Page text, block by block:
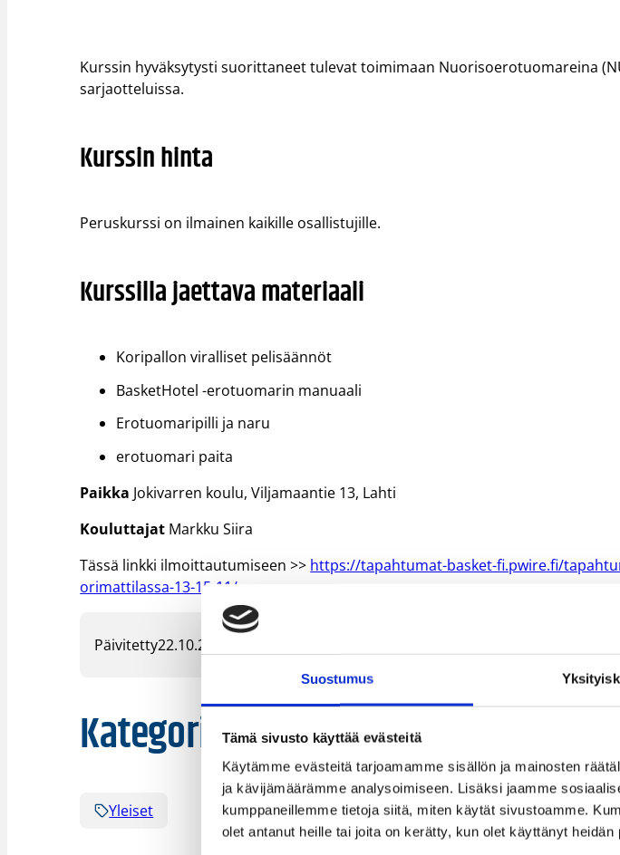
Suostumus
Tämä sivusto käyttää evästeitä
Käytämme evästeitä tarjoamamme sisällön ja mainosten
ja kävijämäärämme analysoimiseen. Lisäksi jaamme
kumppaneillemme tietoja siitä, miten käytät sivustoamme.
olet antanut heille tai joita on kerätty, kun olet käyttänyt heidän
Kurssin hyväksytysti suorittaneet tulevat toimimaan Nuorisoerotuomareina
sarjaotteluissa.
Kurssin hinta
Peruskurssi on ilmainen kaikille osallistujille.
Kurssilla jaettava materiaali
​Koripallon viralliset pelisäännöt
BasketHotel -erotuomarin manuaali
Erotuomaripilli ja naru
erotuomari paita
Paikka Jokivarren koulu, Viljamaantie 13, Lahti
Kouluttajat Markku Siira
Tässä linkki ilmoittautumiseen >> https://tapahtumat-basket-fi.pwire.fi/
orimattilassa-13-15-11/
Päivitetty22.10.2018
Kategoriat
Yleiset